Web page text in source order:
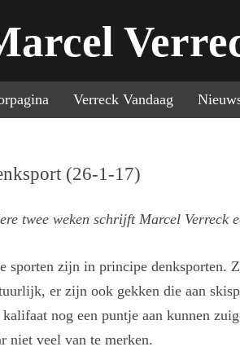
Verreck Vandaag
(26-1-17)
twee weken schrijft Marcel Verreck
sporten zijn in principe denksporten.
er zijn ook gekken die aan
kalifaat nog een puntje aan kunnen
niet veel van te merken.